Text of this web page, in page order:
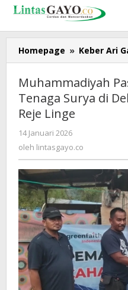
Lewati
konten
Homepage » Keber Ari
Muhammadiyah
Tenaga Surya di
Reje Linge
14 Januari 2026
lintasgayo.co
oleh lintasgayo.co